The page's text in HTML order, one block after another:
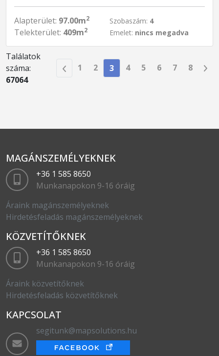
Alapterület: 97.00m2
Telekterület: 409m2
Szobaszám: 4
Emelet: nincs megadva
Találatok
száma:
67064
1 2 3 4 5 6 7 8
MAGÁNSZEMÉLYEKNEK
+36 1 585 8650
Munkanapokon 9-16 óráig
Áraink magánszemélyeknek
Hirdetésfeladás magánszemélyeknek
KÖZVETÍTŐKNEK
+36 1 585 8650
Munkanapokon 9-16 óráig
Áraink közvetítőknek
Hirdetésfeladás közvetítőknek
KAPCSOLAT
segitunk@mapsolutions.hu